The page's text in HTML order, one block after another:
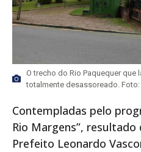
O trecho do Rio Paquequer que
totalmente desassoreado. Foto:
Contempladas pelo
Rio Margens”,
Prefeito Leonardo